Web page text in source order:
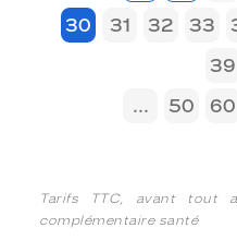
30
31 32 33
39
...
50 60
Tarifs TTC, avant tout
complémentaire santé